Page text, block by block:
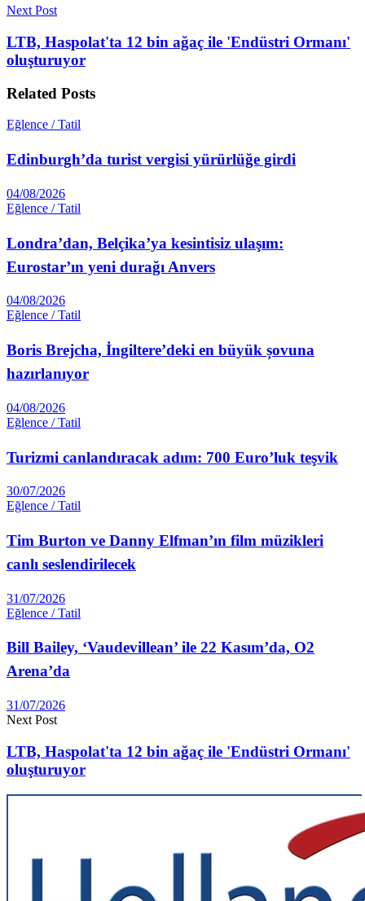
Next Post
LTB, Haspolat'ta 12 bin ağaç ile 'Endüstri Ormanı'
oluşturuyor
Related Posts
Eğlence / Tatil
Edinburgh’da turist vergisi yürürlüğe girdi
04/08/2026
Eğlence / Tatil
Londra’dan, Belçika’ya kesintisiz ulaşım:
Eurostar’ın yeni durağı Anvers
04/08/2026
Eğlence / Tatil
Boris Brejcha, İngiltere’deki en büyük șovuna
hazırlanıyor
04/08/2026
Eğlence / Tatil
Turizmi canlandıracak adım: 700 Euro’luk teşvik
30/07/2026
Eğlence / Tatil
Tim Burton ve Danny Elfman’ın film müzikleri
canlı seslendirilecek
31/07/2026
Eğlence / Tatil
Bill Bailey, ‘Vaudevillean’ ile 22 Kasım’da, O2
Arena’da
31/07/2026
Next Post
LTB, Haspolat'ta 12 bin ağaç ile 'Endüstri Ormanı'
oluşturuyor